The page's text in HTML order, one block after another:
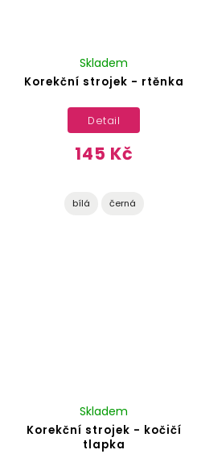
Korekční strojek - rtěnka
Skladem
145 Kč
Detail
bílá černá
Korekční strojek - kočičí
tlapka
Skladem